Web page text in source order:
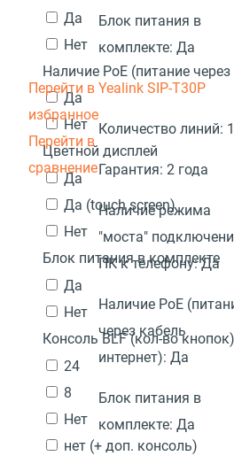
Да
Нет
Наличие PoE (питание
Да
Нет
Цветной дисплей
Да
Да (touch screen)
Нет
Блок питания в комплекте
Да
Нет
Консоль BLF (кол-во кнопок)
24
8
Нет
нет (+ доп. консоль)
Блок питания в
комплекте: Да
Перейти в
избранное
Перейти в
сравнение
Yealink SIP-T30P
Количество линий: 1
Гарантия: 2 года
Наличие режима
"моста"
ПК к телефону:Да
Наличие PoE
через кабель
интернет): Да
Блок питания в
комплекте: Да